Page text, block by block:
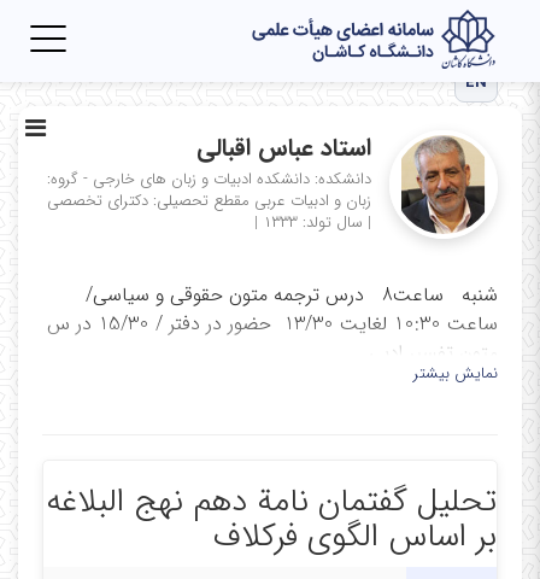
EN
استاد عباس اقبالی
دانشکده: دانشکده ادبیات و زبان های خارجی - گروه:
زبان و ادبیات عربی مقطع تحصیلی: دکترای تخصصی
| سال تولد: ۱۳۳۳ |
شنبه ساعت8 درس ترجمه متون حقوقی و سیاسی/
ساعت 10:30 لغایت 13/30 حضور در دفتر / 15/30 در س
متون تفسیر ادبی
حضور در دفتر / جلسات شورای گروه
سه شنبه ساعت 14:00 درس قرائت قرآن و ترجمه و حضور
در دفتر
نمایش بیشتر
تحلیل گفتمان نامة دهم نهج البلاغه
بر اساس الگوی فرکلاف